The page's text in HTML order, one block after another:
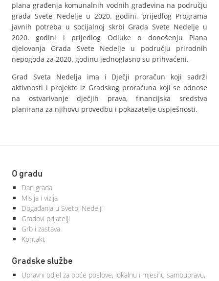
plana građenja komunalnih vodnih građevina na području
grada Svete Nedelje u 2020. godini, prijedlog Programa
javnih potreba u socijalnoj skrbi Grada Svete Nedelje u
2020. godini i prijedlog Odluke o donošenju Plana
djelovanja Grada Svete Nedelje u području prirodnih
nepogoda za 2020. godinu jednoglasno su prihvaćeni.
Grad Sveta Nedelja ima i Dječji proračun koji sadrži
aktivnosti i projekte iz Gradskog proračuna koji se odnose
na ostvarivanje dječjih prava, financijska sredstva
planirana za njihovu provedbu i pokazatelje uspješnosti.
O gradu
Dan grada
Misija i vizija
Događanja u Svetoj Nedelji
Gradovi prijatelji
Grb i zastava
Kontakt
Gradske službe
Upravni odjel za opće poslove, lokalnu i mjesnu samoupravu,